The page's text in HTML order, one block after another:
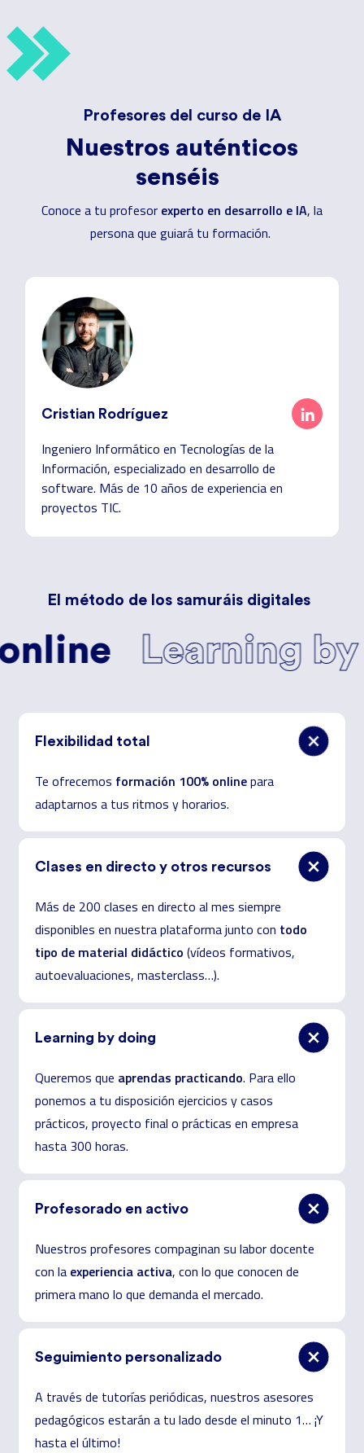
Profesores del curso de IA
Nuestros auténticos
senséis
Conoce a tu profesor experto en desarrollo e IA, la
persona que guiará tu formación.
Cristian Rodríguez
Ingeniero Informático en Tecnologías de la
Información, especializado en desarrollo de
software. Más de 10 años de experiencia en
proyectos TIC.
El método de los samuráis digitales
Learning by doing
Flexibilidad total
Te ofrecemos formación 100% onlinepara
adaptarnos a tus ritmos y horarios.
Clases en directo y otros recursos
Más de 200 clases en directo al mes siempre
disponibles en nuestra plataforma junto con todo
tipo de material didáctico (vídeos formativos,
autoevaluaciones, masterclass…).
Learning by doing
Queremos que aprendas practicando. Para ello
ponemos a tu disposición ejercicios y casos
prácticos, proyecto final o prácticas en empresa
hasta 300 horas.
Profesorado en activo
Nuestros profesores compaginan su labor docente
con la experiencia activa, con lo que conocen de
primera mano lo que demanda el mercado.
Seguimiento personalizado
A través de tutorías periódicas, nuestros asesores
pedagógicos estarán a tu lado desde el minuto 1… ¡Y
hasta el último!